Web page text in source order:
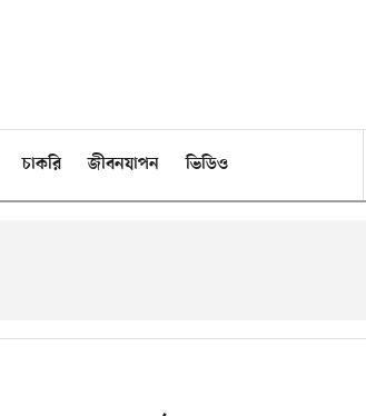
চাকরি জীবনযাপন ভিডিও